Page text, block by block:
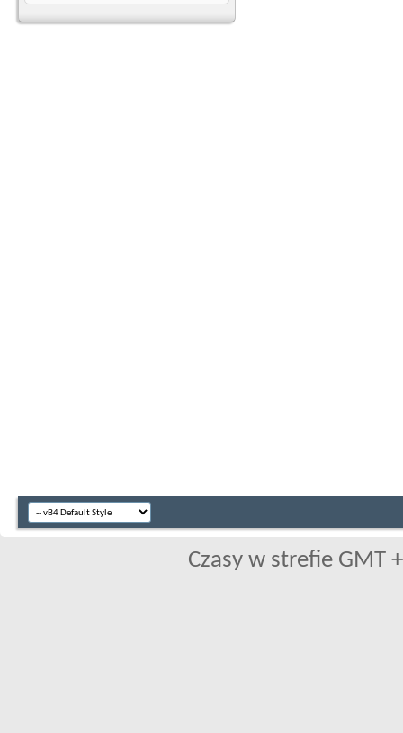
Czasy w strefie GMT